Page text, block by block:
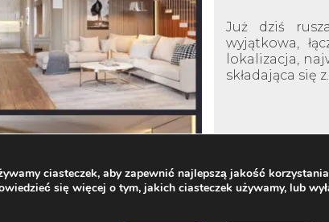
Już dziś
wyjątkowa,
lokalizacja,
składająca się
ciasteczek, aby zapewnić najlepszą jakość
się więcej o tym, jakich ciasteczek używamy, lub